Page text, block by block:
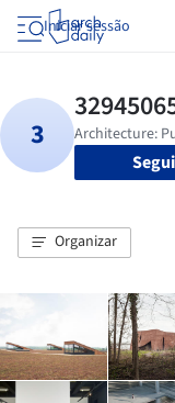
Iniciar sessão
Organizar